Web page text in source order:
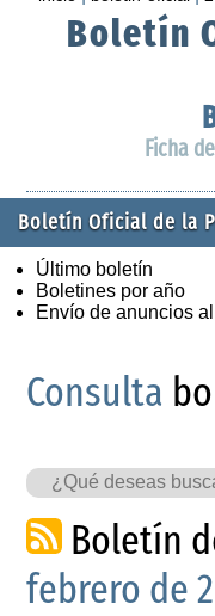
Boletín
Ficha
Boletín Oficial de la
Último boletín
Boletines por año
Envío de anuncios al
Consulta
Boletín
febrero de